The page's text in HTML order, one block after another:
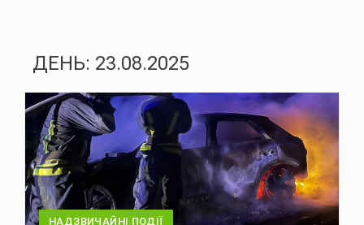
ДЕНЬ: 23.08.2025
НАДЗВИЧАЙНІ ПОДІЇ